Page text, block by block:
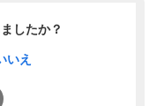
したか？
いえ